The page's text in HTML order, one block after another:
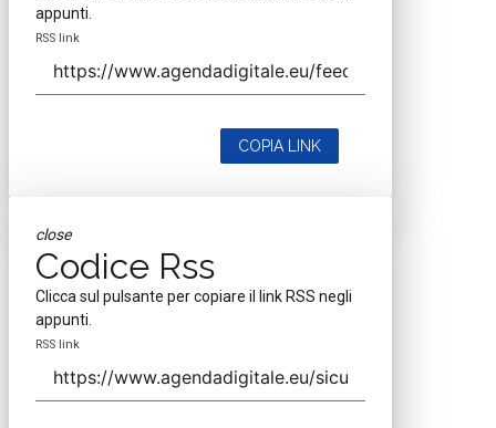
appunti.
RSS link
COPIA LINK
close
Codice Rss
Clicca sul pulsante per copiare il link RSS negli
appunti.
RSS link